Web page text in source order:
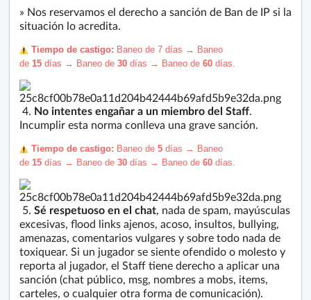
» Nos reservamos el derecho a sanción de Ban de IP si la
situación lo acredita.
️ Tiempo de castigo: Baneo de 7 días → Baneo
de 15 días → Baneo de 30 días → Baneo de 60 días.
4. No intentes engañar a un miembro del Staff.
Incumplir esta norma conlleva una grave sanción.
️ Tiempo de castigo: Baneo de5 días → Baneo
de 15 días → Baneo de 30 días → Baneo de 60 días.
5. Sé respetuoso en el chat, nada de spam, mayúsculas
excesivas, flood links ajenos, acoso, insultos, bullying,
amenazas, comentarios vulgares y sobre todo nada de
toxiquear. Si un jugador se siente ofendido o molesto y
reporta al jugador, el Staff tiene derecho a aplicar una
sanción (chat público, msg, nombres a mobs, items,
carteles, o cualquier otra forma de comunicación).